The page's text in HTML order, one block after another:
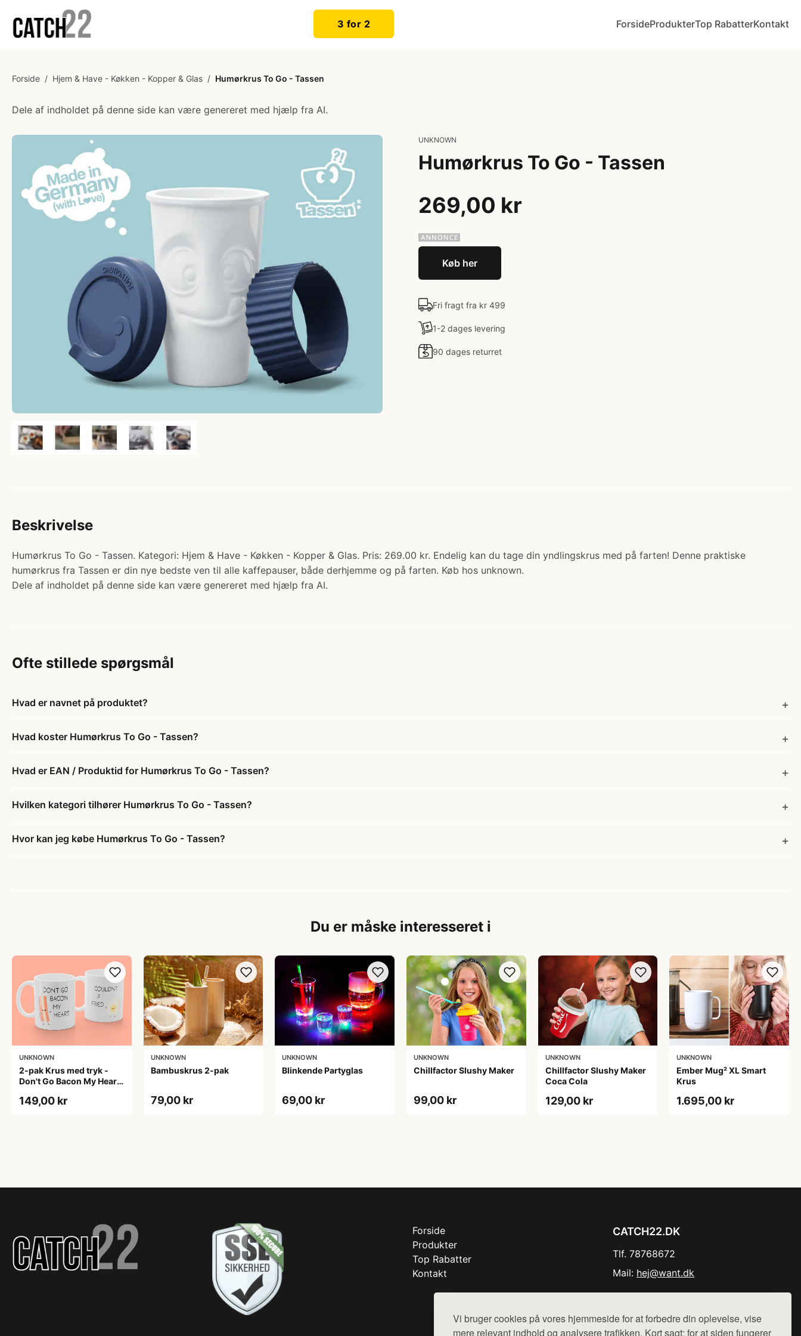
Vi bruger cookies på vores hjemmeside for at forbedre din oplevelse, vise
mere relevant indhold og analysere trafikken. Kort sagt: for at siden fungerer
3 for 2 ForsideProdukterTop RabatterKontakt
Forside / Hjem & Have - Køkken - Kopper & Glas / Humørkrus To Go - Tassen
Dele af indholdet på denne side kan være genereret med hjælp fra AI.
UNKNOWN
Humørkrus To Go - Tassen
269,00 kr
Køb her
Fri fragt fra kr 499
1-2 dages levering
90 dages returret
Beskrivelse
Humørkrus To Go - Tassen. Kategori: Hjem & Have - Køkken - Kopper & Glas. Pris: 269.00 kr. Endelig kan du tage din yndlingskrus med på farten! Denne praktiske
humørkrus fra Tassen er din nye bedste ven til alle kaffepauser, både derhjemme og på farten. Køb hos unknown.
Dele af indholdet på denne side kan være genereret med hjælp fra AI.
Ofte stillede spørgsmål
Hvad er navnet på produktet?
Hvad koster Humørkrus To Go - Tassen?
Hvad er EAN / Produktid for Humørkrus To Go - Tassen?
Hvilken kategori tilhører Humørkrus To Go - Tassen?
Hvor kan jeg købe Humørkrus To Go - Tassen?
Du er måske interesseret i
UNKNOWN
2-pak Krus med tryk -
Don't Go Bacon My Heart.
149,00 kr
UNKNOWN
Bambuskrus 2-pak
79,00 kr
UNKNOWN
Blinkende Partyglas
69,00 kr
UNKNOWN
Chillfactor Slushy Maker
99,00 kr
UNKNOWN
Chillfactor Slushy Maker
Coca Cola
129,00 kr
UNKNOWN
Ember Mug² XL Smart
Krus
1.695,00 kr
Forside
Produkter
Top Rabatter
Kontakt
CATCH22.DK
Tlf. 78768672
Mail: hej@want.dk